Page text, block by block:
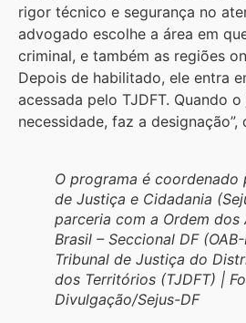
rigor técnico e segurança no
advogado escolhe a área em
criminal, e também as regiões
Depois de habilitado, ele entra
acessada pelo TJDFT. Quando
necessidade, faz a designação”,
O programa é coordenado
de Justiça e Cidadania
parceria com a Ordem dos
Brasil – Seccional DF
Tribunal de Justiça do
dos Territórios (TJDFT) |
Divulgação/Sejus-DF